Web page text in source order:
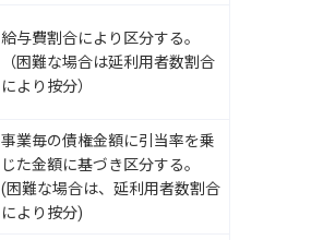
給与費割合により区分する。
（困難な場合は延利用者数割合
により按分）
事業毎の債権金額に引当率を乗
じた金額に基づき区分する。
(困難な場合は、延利用者数割合
により按分)